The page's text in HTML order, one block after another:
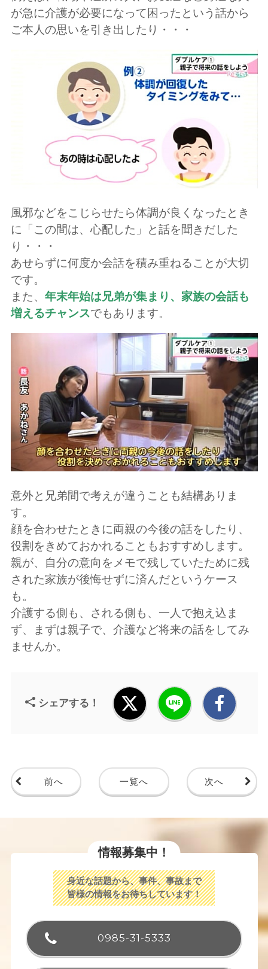
が急に介護が必要になって困ったという話から
ご本人の思いを引き出したり・・・
風邪などをこじらせたら体調が良くなったとき
に「この間は、心配した」と話を聞きだした
り・・・
あせらずに何度か会話を積み重ねることが大切
です。
また、 年末年始は兄弟が集まり、家族の会話も
増えるチャンスでもあります。
意外と兄弟間で考えが違うことも結構ありま
す。
顔を合わせたときに両親の今後の話をしたり、
役割をきめておかれることもおすすめします。
親が、自分の意向をメモで残していたために残
された家族が後悔せずに済んだというケース
も。
介護する側も、される側も、一人で抱え込ま
ず、まずは親子で、介護など将来の話をしてみ
ませんか。
シェアする！
前へ 一覧へ 次へ
情報募集中！
身近な話題から、事件、事故まで
皆様の情報をお待ちしています！
0985-31-5333